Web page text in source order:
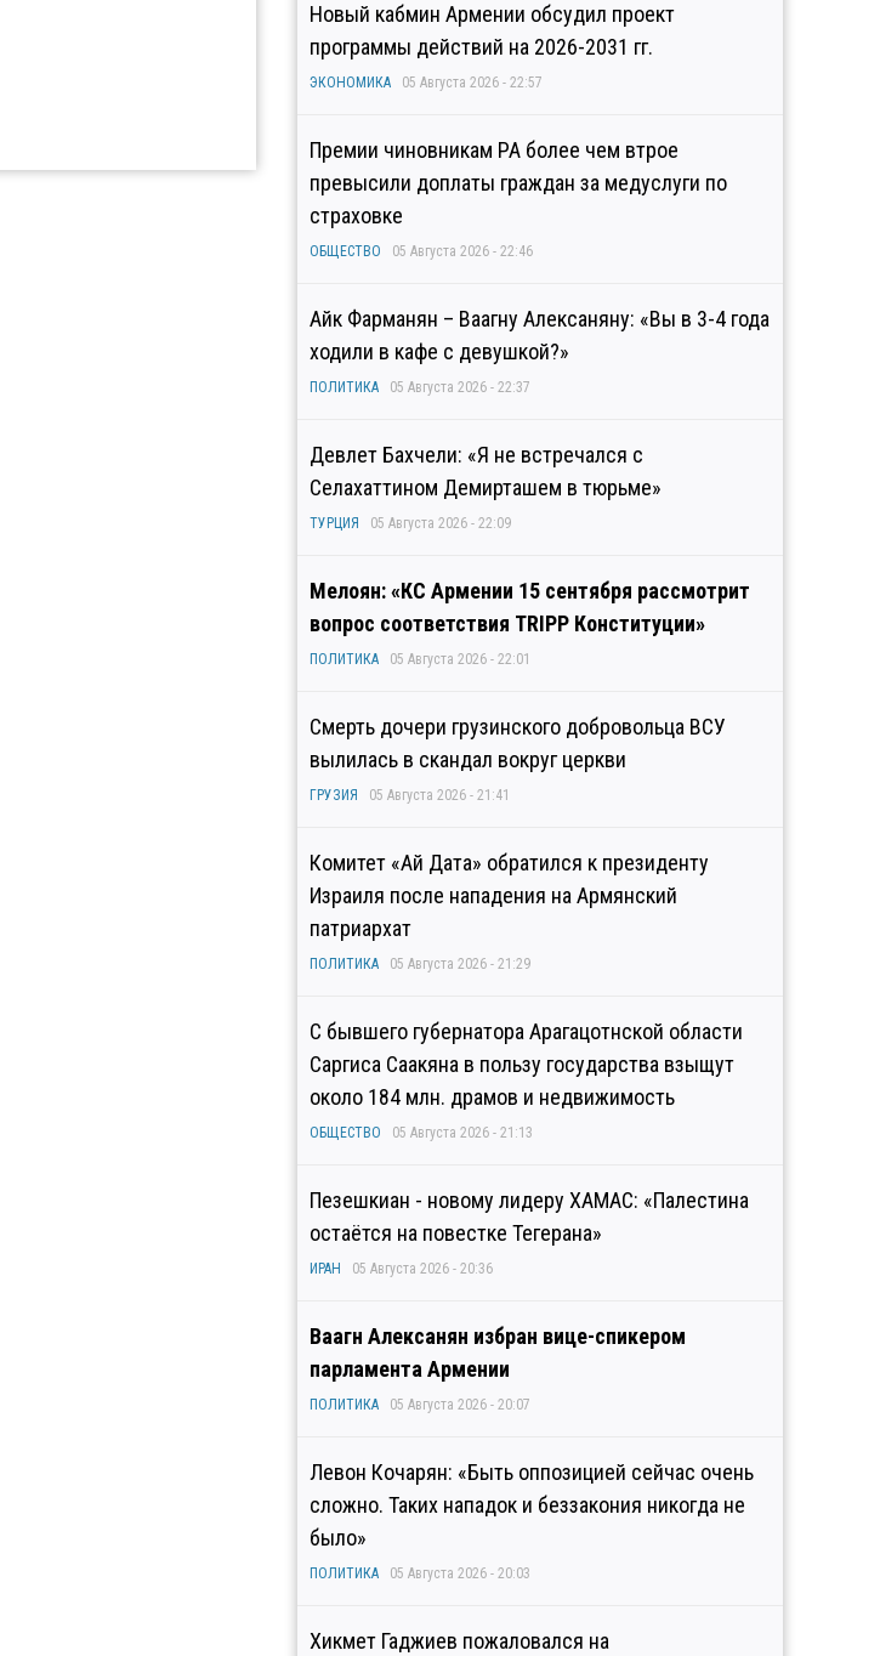
Новый кабмин Армении обсудил проект
программы действий на 2026-2031 гг.
ЭКОНОМИКА 05 Августа 2026 - 22:57
Премии чиновникам РА более чем втрое
превысили доплаты граждан за медуслуги по
страховке
ОБЩЕСТВО 05 Августа 2026 - 22:46
Айк Фарманян – Ваагну Алексаняну: «Вы в 3-4 года
ходили в кафе с девушкой?»
ПОЛИТИКА 05 Августа 2026 - 22:37
Девлет Бахчели: «Я не встречался с
Селахаттином Демирташем в тюрьме»
ТУРЦИЯ 05 Августа 2026 - 22:09
Мелоян: «КС Армении 15 сентября рассмотрит
вопрос соответствия TRIPP Конституции»
ПОЛИТИКА 05 Августа 2026 - 22:01
Смерть дочери грузинского добровольца ВСУ
вылилась в скандал вокруг церкви
ГРУЗИЯ 05 Августа 2026 - 21:41
Комитет «Ай Дата» обратился к президенту
Израиля после нападения на Армянский
патриархат
ПОЛИТИКА 05 Августа 2026 - 21:29
С бывшего губернатора Арагацотнской области
Саргиса Саакяна в пользу государства взыщут
около 184 млн. драмов и недвижимость
ОБЩЕСТВО 05 Августа 2026 - 21:13
Пезешкиан - новому лидеру ХАМАС: «Палестина
остаётся на повестке Тегерана»
ИРАН 05 Августа 2026 - 20:36
Ваагн Алексанян избран вице-спикером
парламента Армении
ПОЛИТИКА 05 Августа 2026 - 20:07
Левон Кочарян: «Быть оппозицией сейчас очень
сложно. Таких нападок и беззакония никогда не
было»
ПОЛИТИКА 05 Августа 2026 - 20:03
Хикмет Гаджиев пожаловался на